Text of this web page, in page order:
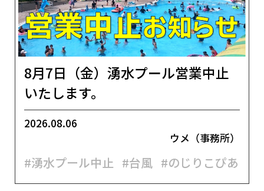
8月7日（金）湧水プール営業中止
いたします。
2026.08.06
ウメ（事務所）
#湧水プール中止 #台風 #のじりこぴあ